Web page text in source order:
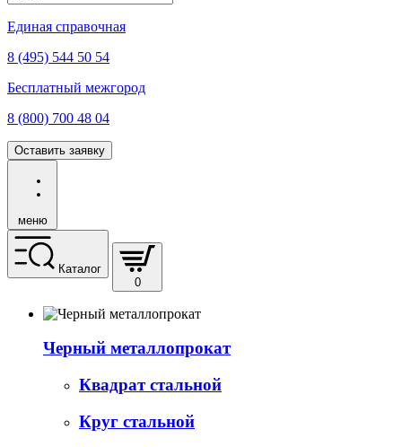
Единая справочная
8 (495) 544 50 54
Бесплатный межгород
8 (800) 700 48 04
Оставить заявку
меню
Каталог
0
Черный металлопрокат
Квадрат стальной
Круг стальной